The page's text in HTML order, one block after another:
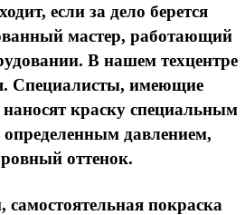
если за дело берется
мастер, работающий
В нашем техцентре
Специалисты, имеющие
краску специальным
давлением,
оттенок.
покраска